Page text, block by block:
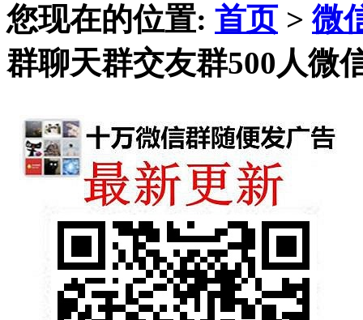
您现在的位置: 首页 >微
群聊天群交友群500人微